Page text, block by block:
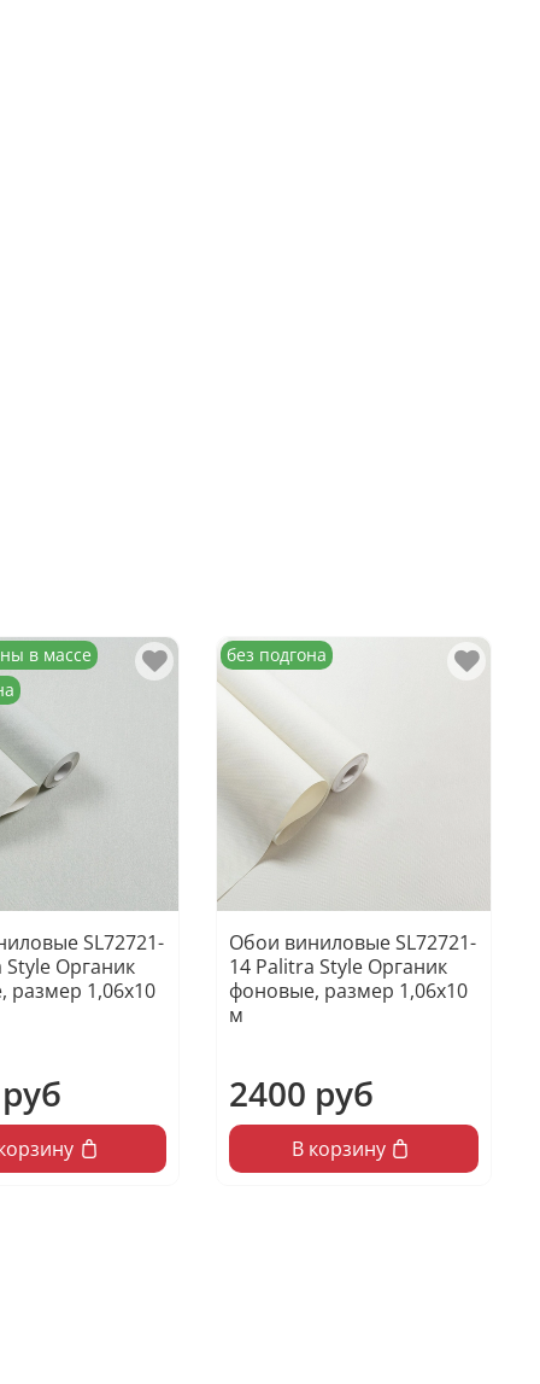
в массе
SL72721-
Style Органик
размер 1,06х10
без подгона
Обои виниловые SL72721-
14 Palitra Style Органик
фоновые, размер 1,06х10
м
2400 руб
В корзину